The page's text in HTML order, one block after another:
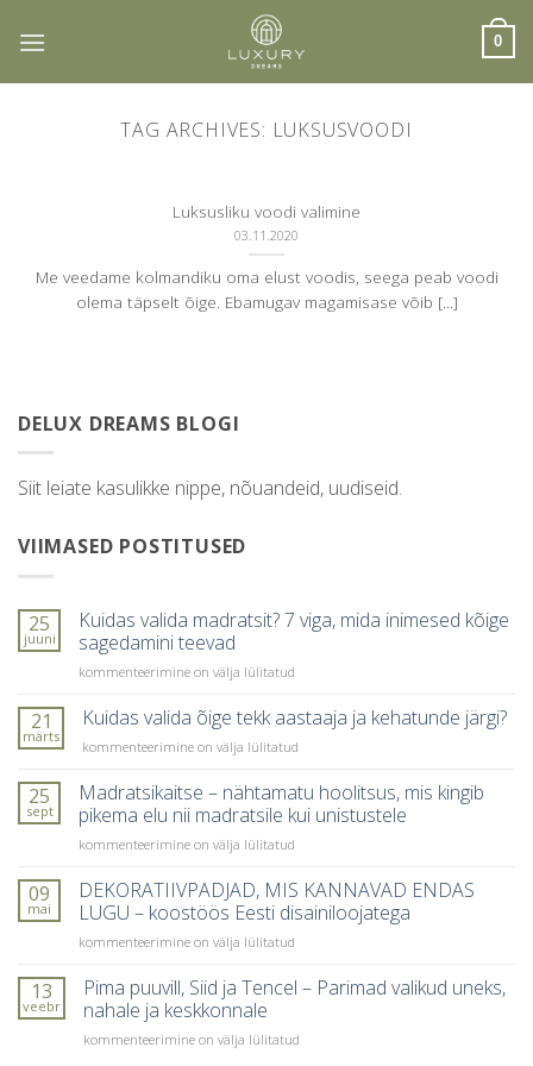
0
TAG ARCHIVES: LUKSUSVOODI
Luksusliku voodi valimine
03.11.2020
Me veedame kolmandiku oma elust voodis, seega peab voodi
olema täpselt õige. Ebamugav magamisase võib [...]
DELUX DREAMS BLOGI
Siit leiate kasulikke nippe, nõuandeid, uudiseid.
VIIMASED POSTITUSED
25
juuni
Kuidas valida madratsit? 7 viga, mida inimesed kõige
sagedamini teevad
Kuidas
madratsit?
viga,
inimesed
kõige
sagedamini
teevad
kommenteerimine on välja lülitatud
21
märts
Kuidas valida õige tekk aastaaja ja kehatunde järgi?
Kuidas
õige
tekk
aastaaja
ja
järgi?
kommenteerimine on välja lülitatud
25
sept
Madratsikaitse – nähtamatu hoolitsus, mis kingib
pikema elu nii madratsile kui unistustele
Madratsikaitse
nähtamatu
hoolitsus,
mis
kingib
elu
nii
kui
kommenteerimine on välja lülitatud
09
mai
DEKORATIIVPADJAD, MIS KANNAVAD ENDAS
LUGU – koostöös Eesti disainiloojatega
DEKORATIIVPADJAD,
KANNAVAD
ENDAS
LUGU
kommenteerimine on välja lülitatud
13
veebr
Pima puuvill, Siid ja Tencel – Parimad valikud uneks,
nahale ja keskkonnale
Pima
kommenteerimine on välja lülitatud